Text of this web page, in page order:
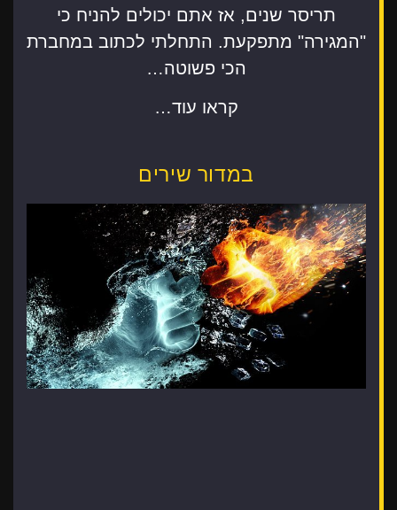
תריסר שנים, אז אתם יכולים להניח כי
"המגירה" מתפקעת. התחלתי לכתוב במחברת
הכי פשוטה…
קראו עוד…
במדור שירים